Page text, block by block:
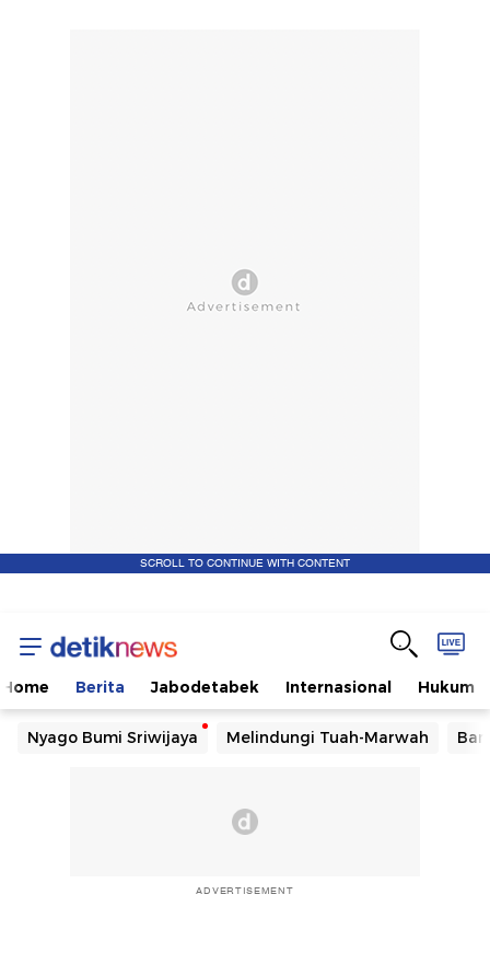
SCROLL TO CONTINUE WITH CONTENT
Home Berita Jabodetabek Internasional Hukum
Nyago Bumi Sriwijaya Melindungi Tuah-Marwah
ADVERTISEMENT